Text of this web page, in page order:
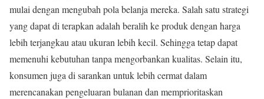
mulai dengan mengubah pola belanja mereka. Salah satu strategi
yang dapat di terapkan adalah beralih ke produk dengan harga
lebih terjangkau atau ukuran lebih kecil. Sehingga tetap dapat
memenuhi kebutuhan tanpa mengorbankan kualitas. Selain itu,
konsumen juga di sarankan untuk lebih cermat dalam
merencanakan pengeluaran bulanan dan memprioritaskan